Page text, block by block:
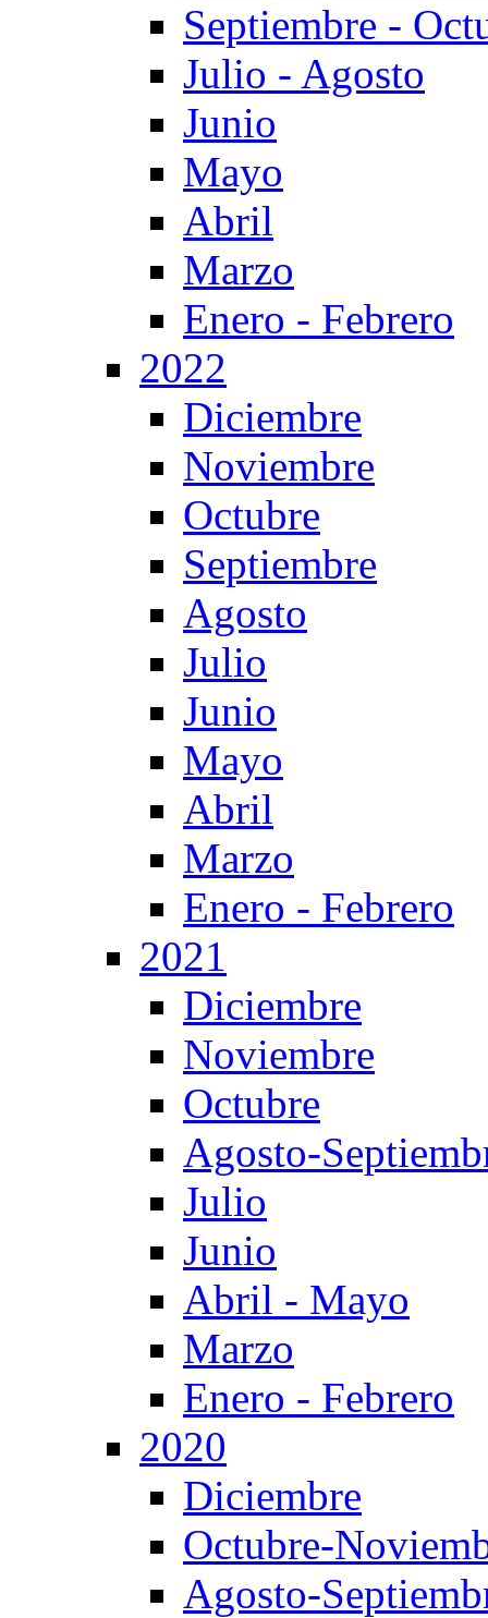
Septiembre -
Julio - Agosto
Junio
Mayo
Abril
Marzo
Enero - Febrero
2022
Diciembre
Noviembre
Octubre
Septiembre
Agosto
Julio
Junio
Mayo
Abril
Marzo
Enero - Febrero
2021
Diciembre
Noviembre
Octubre
Agosto-
Julio
Junio
Abril - Mayo
Marzo
Enero - Febrero
2020
Diciembre
Octubre-
Agosto-